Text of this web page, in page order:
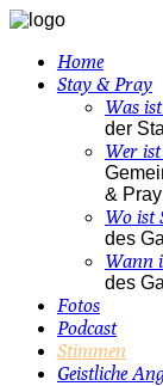
Home
Stay & Pray
Was
der
Wer
&
Wo ist
des
Wann
des
Fotos
Podcast
Stimmen
Geistliche